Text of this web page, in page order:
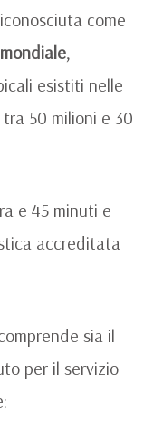
come
,
esistiti nelle
50 milioni e 30
e 45 minuti e
accreditata
sia il
per il servizio